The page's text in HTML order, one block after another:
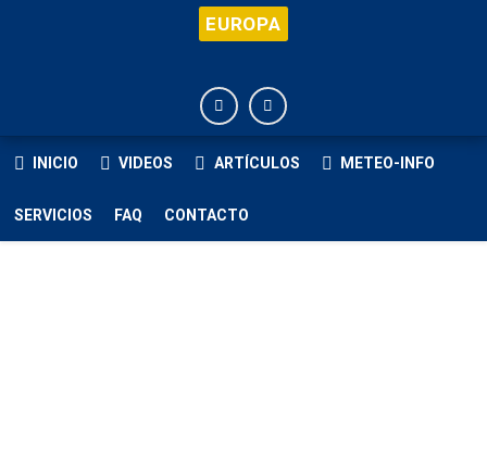
EUROPA
INICIO VIDEOS ARTÍCULOS METEO-INFO
SERVICIOS FAQ CONTACTO